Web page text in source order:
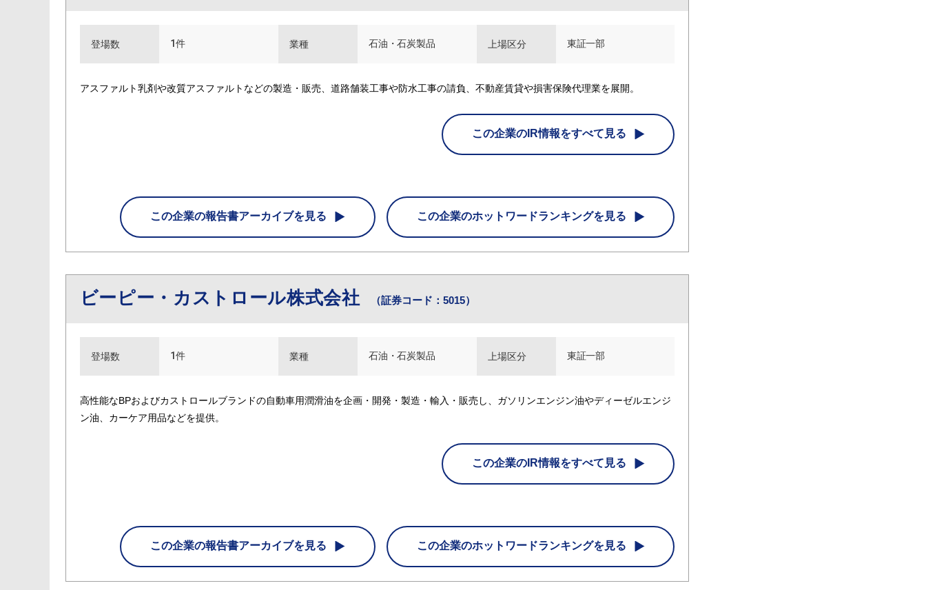
登場数 1件 業種 石油・石炭製品 上場区分 東証一部
アスファルト乳剤や改質アスファルトなどの製造・販売、道路舗装工事や防水工事の請負、不動産賃貸や損害保険代理業を展開。
この企業のIR情報をすべて見る
この企業の報告書アーカイブを見る この企業のホットワードランキングを見る
ビーピー・カストロール株式会社 （証券コード：5015）
登場数 1件 業種 石油・石炭製品 上場区分 東証一部
高性能なBPおよびカストロールブランドの自動車用潤滑油を企画・開発・製造・輸入・販売し、ガソリンエンジン油やディーゼルエンジ
ン油、カーケア用品などを提供。
この企業のIR情報をすべて見る
この企業の報告書アーカイブを見る この企業のホットワードランキングを見る